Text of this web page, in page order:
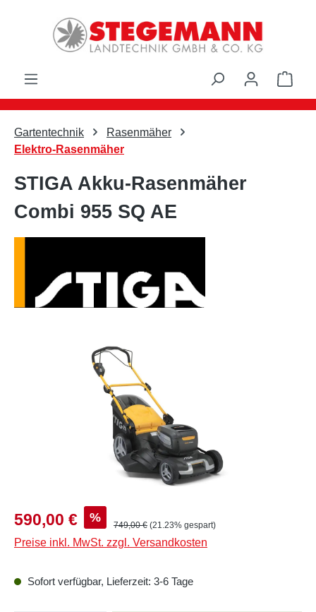
Zum Hauptinhalt springen
Gartentechnik
Rasenmäher
Elektro-Rasenmäher
STIGA Akku-Rasenmäher
Combi 955 SQ AE
Verkaufspreis:
590,00 € % Regulärer Preis:
749,00 € (21.23% gespart)
Preise inkl. MwSt. zzgl. Versandkosten
Sofort verfügbar, Lieferzeit: 3-6 Tage